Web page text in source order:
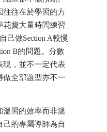
往往在於學習的方
花費大量時間練習
己做Section A較慢
B的問題。分數
現，並不一定代表
做全部題型亦不一
溫習的效率而非溫
己的專屬導師為自